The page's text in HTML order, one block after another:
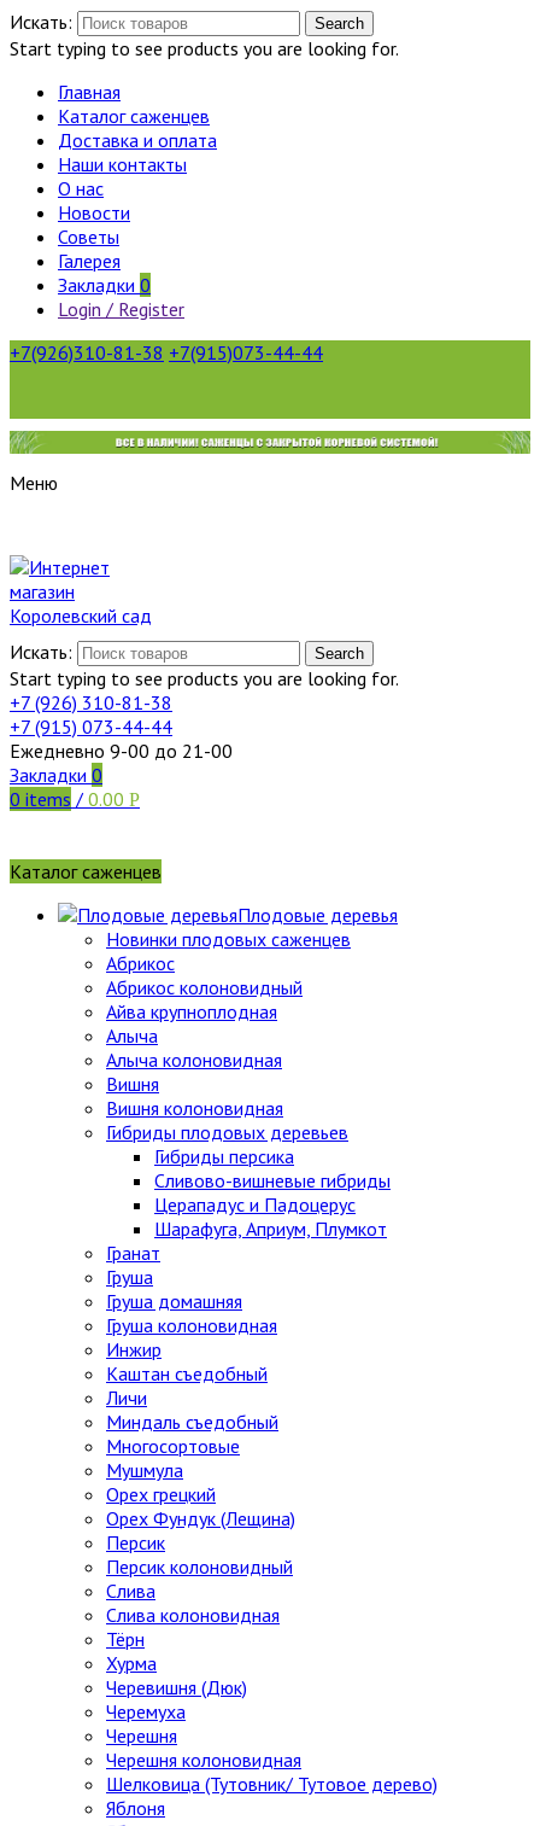
Искать: Search
Start typing to see products you are looking for.
Главная
Каталог саженцев
Доставка и оплата
Наши контакты
О нас
Новости
Советы
Галерея
Закладки 0
Login / Register
+7(926)310-81-38 +7(915)073-44-44
Меню
Искать: Search
Start typing to see products you are looking for.
+7 (926) 310-81-38
+7 (915) 073-44-44
Ежедневно 9-00 до 21-00
Закладки 0
0 items / 0.00 Р
Каталог саженцев
Плодовые деревья
Новинки плодовых саженцев
Абрикос
Абрикос колоновидный
Айва крупноплодная
Алыча
Алыча колоновидная
Вишня
Вишня колоновидная
Гибриды плодовых деревьев
Гибриды персика
Сливово-вишневые гибриды
Церападус и Падоцерус
Шарафуга, Априум, Плумкот
Гранат
Груша
Груша домашняя
Груша колоновидная
Инжир
Каштан съедобный
Личи
Миндаль съедобный
Многосортовые
Мушмула
Орех грецкий
Орех Фундук (Лещина)
Персик
Персик колоновидный
Слива
Слива колоновидная
Тёрн
Хурма
Черевишня (Дюк)
Черемуха
Черешня
Черешня колоновидная
Шелковица (Тутовник/ Тутовое дерево)
Яблоня